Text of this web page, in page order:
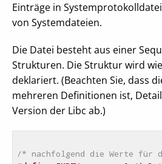
Einträge in
von Systemdateien.
Die Datei besteht aus einer
Strukturen. Die Struktur wird
deklariert. (Beachten Sie, dass
mehreren Definitionen ist,
Version der Libc ab.)
/* nachfolgend die Werte für